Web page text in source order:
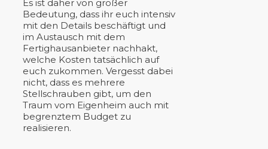
Es ist daher von großer
Bedeutung, dass ihr euch intensiv
mit den Details beschäftigt und
im Austausch mit dem
Fertighausanbieter nachhakt,
welche Kosten tatsächlich auf
euch zukommen. Vergesst dabei
nicht, dass es mehrere
Stellschrauben gibt, um den
Traum vom Eigenheim auch mit
begrenztem Budget zu
realisieren.